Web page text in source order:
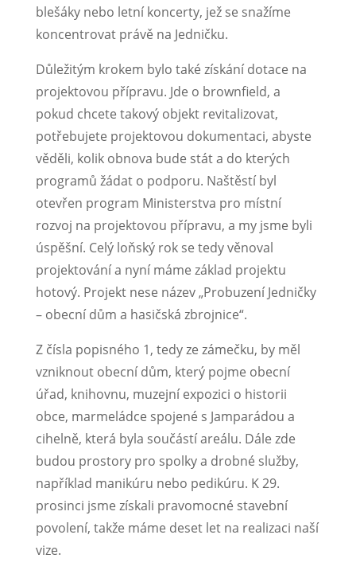
blešáky nebo letní koncerty, jež se snažíme
koncentrovat právě na Jedničku.
Důležitým krokem bylo také získání dotace na
projektovou přípravu. Jde o brownfield, a
pokud chcete takový objekt revitalizovat,
potřebujete projektovou dokumentaci, abyste
věděli, kolik obnova bude stát a do kterých
programů žádat o podporu. Naštěstí byl
otevřen program Ministerstva pro místní
rozvoj na projektovou přípravu, a my jsme byli
úspěšní. Celý loňský rok se tedy věnoval
projektování a nyní máme základ projektu
hotový. Projekt nese název „Probuzení Jedničky
– obecní dům a hasičská zbrojnice“.
Z čísla popisného 1, tedy ze zámečku, by měl
vzniknout obecní dům, který pojme obecní
úřad, knihovnu, muzejní expozici o historii
obce, marmeládce spojené s Jamparádou a
cihelně, která byla součástí areálu. Dále zde
budou prostory pro spolky a drobné služby,
například manikúru nebo pedikúru. K 29.
prosinci jsme získali pravomocné stavební
povolení, takže máme deset let na realizaci naší
vize.